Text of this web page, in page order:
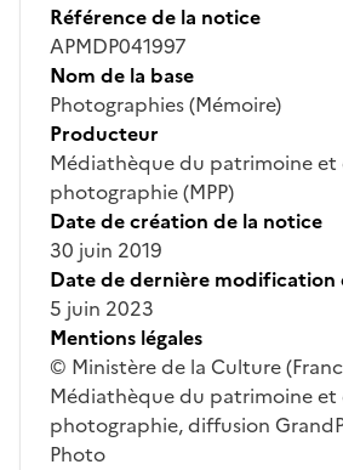
Référence de la notice
APMDP041997
Nom de la base
Photographies (Mémoire)
Producteur
Médiathèque du patrimoine et
photographie (MPP)
Date de création de la notice
30 juin 2019
Date de dernière modification
5 juin 2023
Mentions légales
© Ministère de la Culture
Médiathèque du patrimoine et
photographie, diffusion
Photo